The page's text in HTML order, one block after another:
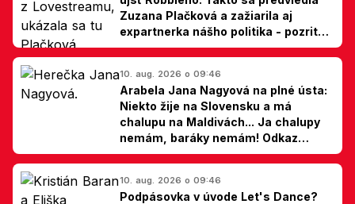
Zuzana Plačková a zažiarila aj
expartnerka nášho politika - pozrite
si TOP outfity z Lovestreamu
10. aug. 2026 o 09:46
Arabela Jana Nagyová na plné ústa:
Niekto žije na Slovensku a má
chalupu na Maldivách... Ja chalupy
nemám, baráky nemám! Odkaz
Slovákom
10. aug. 2026 o 09:46
Podpásovka v úvode Let's Dance?